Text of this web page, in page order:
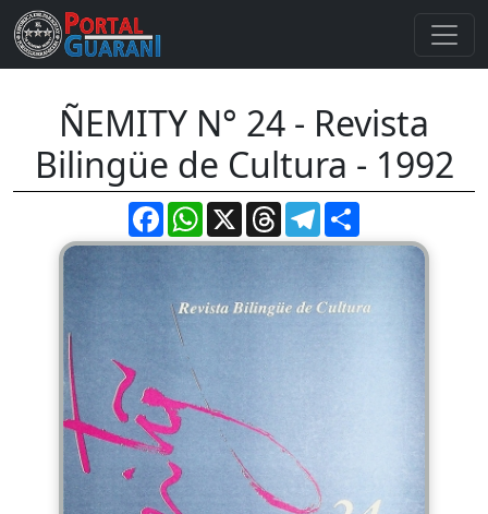
ÑEMITY N° 24 - Revista
Bilingüe de Cultura - 1992
FacebookWhatsApp
X ThreadsTelegram